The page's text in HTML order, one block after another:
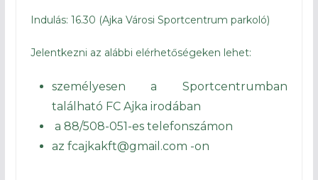
Indulás: 16.30 (Ajka Városi Sportcentrum parkoló)
Jelentkezni az alábbi elérhetőségeken lehet:
személyesen a Sportcentrumban
található FC Ajka irodában
a 88/508-051-es telefonszámon
az fcajkakft@gmail.com -on